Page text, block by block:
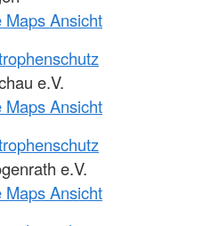
Maps Ansicht
e.V.
Maps Ansicht
e.V.
Maps Ansicht